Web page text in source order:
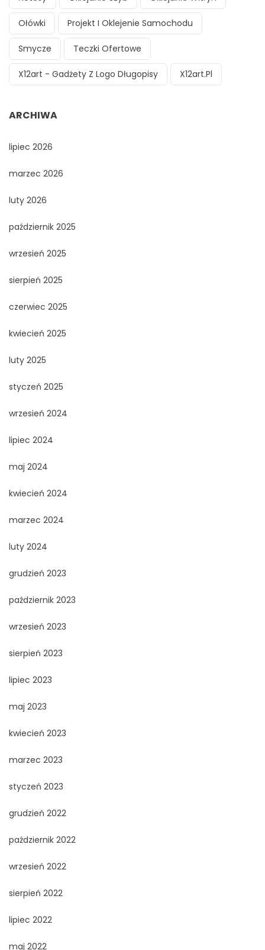
Ołówki Projekt I Oklejenie Samochodu
Smycze Teczki Ofertowe
X12art - Gadżety Z Logo Długopisy X12art.pl
ARCHIWA
lipiec 2026
marzec 2026
luty 2026
październik 2025
wrzesień 2025
sierpień 2025
czerwiec 2025
kwiecień 2025
luty 2025
styczeń 2025
wrzesień 2024
lipiec 2024
maj 2024
kwiecień 2024
marzec 2024
luty 2024
grudzień 2023
październik 2023
wrzesień 2023
sierpień 2023
lipiec 2023
maj 2023
kwiecień 2023
marzec 2023
styczeń 2023
grudzień 2022
październik 2022
wrzesień 2022
sierpień 2022
lipiec 2022
maj 2022